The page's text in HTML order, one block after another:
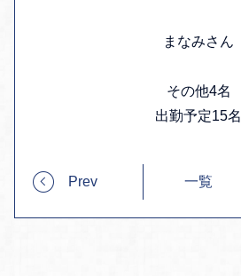
まなみさん
その他4名
出勤予定15名
Prev 一覧